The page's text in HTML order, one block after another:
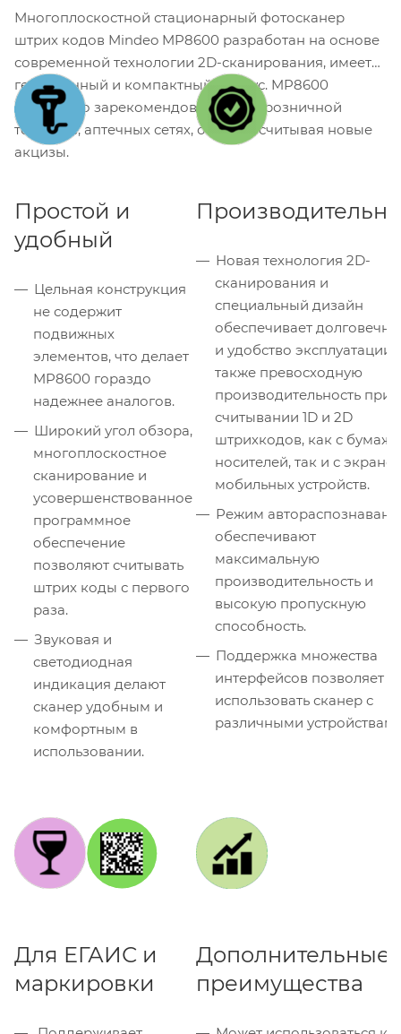
Многоплоскостной стационарный фотосканер
штрих кодов Mindeo MP8600 разработан на основе
современной технологии 2D-сканирования, имеет
герметичный и компактный корпус. MP8600
прекрасно зарекомендовал себя в розничной
торговле, аптечных сетях, отлично считывая новые
акцизы.
Простой и
удобный
Цельная конструкция
не содержит
подвижных
элементов, что делает
MP8600 гораздо
надежнее аналогов.
Широкий угол обзора,
многоплоскостное
сканирование и
усовершенствованное
программное
обеспечение
позволяют считывать
штрих коды с первого
раза.
Звуковая и
светодиодная
индикация делают
сканер удобным и
комфортным в
использовании.
Новая технология 2D-
сканирования и
специальный дизайн
обеспечивает
и удобство эксплуатации,
также превосходную
производительность при
считывании 1D и 2D
штрихкодов, как с
носителей, так и с
мобильных устройств.
Режим
обеспечивают
максимальную
производительность и
высокую пропускную
способность.
Поддержка множества
интерфейсов позволяет
использовать сканер с
различными
Для ЕГАИС и
маркировки
Дополнительные
преимущества